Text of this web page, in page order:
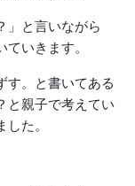
」と言いながら
いきます。
す。と書いてある
と親子で考えてい
た。